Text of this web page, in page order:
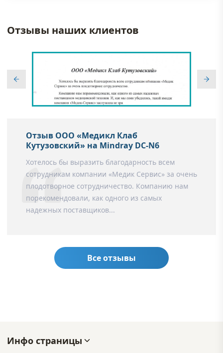
Отзывы наших клиентов
Отзыв ООО «Медикл Клаб
Кутузовский» на Mindray DC-N6
Хотелось бы выразить благодарность всем
сотрудникам компании «Медик Сервис» за очень
плодотворное сотрудничество. Компанию нам
порекомендовали, как одного из самых
надежных поставщиков...
Все отзывы
Инфо страницы